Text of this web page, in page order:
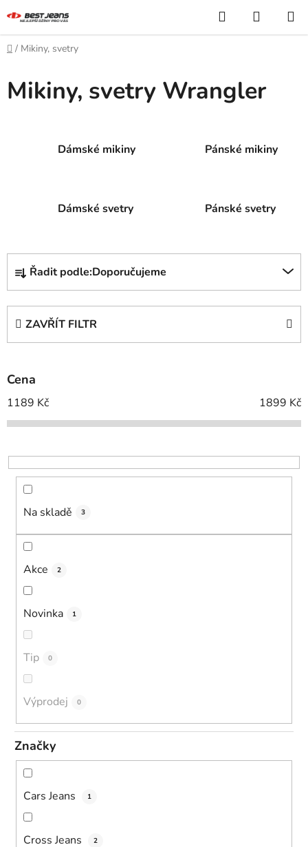
na
obsah
Hledat
KOŠÍK
Domů
/ Mikiny, svetry
Mikiny, svetry Wrangler
Dámské mikiny Pánské mikiny
Dámské svetry Pánské svetry
Ř
z
p
r
o
d
k
t
Řadit podle:Doporučujeme
ZAVŘÍT FILTR
Cena
1189 Kč 1899 Kč
Na skladě 3
Akce 2
Novinka 1
Tip 0
Výprodej 0
Značky
Cars Jeans 1
Cross Jeans 2